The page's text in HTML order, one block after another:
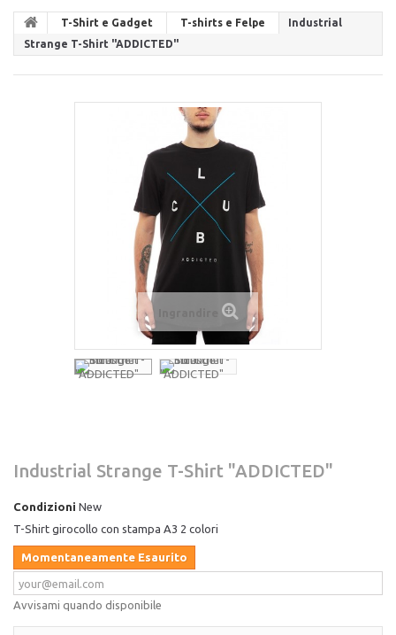
T-Shirt e Gadget T-shirts e Felpe
Industrial
Strange T-Shirt "ADDICTED"
Industrial Strange T-Shirt "ADDICTED"
Condizioni New
T-Shirt girocollo con stampa A3 2 colori
Momentaneamente Esaurito
Avvisami quando disponibile